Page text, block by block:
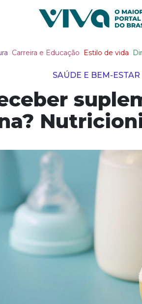
Carreira e Educação Estilo de vida
SAÚDE E BEM-ESTAR